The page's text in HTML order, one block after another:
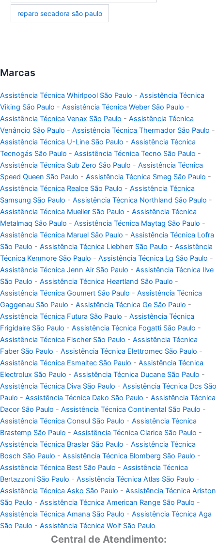
reparo secadora são paulo
Marcas
Assistência Técnica Whirlpool São Paulo - Assistência Técnica
Viking São Paulo - Assistência Técnica Weber São Paulo -
Assistência Técnica Venax São Paulo - Assistência Técnica
Venâncio São Paulo - Assistência Técnica Thermador São Paulo -
Assistência Técnica U-Line São Paulo - Assistência Técnica
Tecnogás São Paulo - Assistência Técnica Tecno São Paulo -
Assistência Técnica Sub Zero São Paulo - Assistência Técnica
Speed Queen São Paulo - Assistência Técnica Smeg São Paulo -
Assistência Técnica Realce São Paulo - Assistência Técnica
Samsung São Paulo - Assistência Técnica Northland São Paulo -
Assistência Técnica Mueller São Paulo - Assistência Técnica
Metalmaq São Paulo - Assistência Técnica Maytag São Paulo -
Assistência Técnica Maruel São Paulo - Assistência Técnica Lofra
São Paulo - Assistência Técnica Liebherr São Paulo - Assistência
Técnica Kenmore São Paulo - Assistência Técnica Lg São Paulo -
Assistência Técnica Jenn Air São Paulo - Assistência Técnica Ilve
São Paulo - Assistência Técnica Heartland São Paulo -
Assistência Técnica Goumert São Paulo - Assistência Técnica
Gaggenau São Paulo - Assistência Técnica Ge São Paulo -
Assistência Técnica Futura São Paulo - Assistência Técnica
Frigidaire São Paulo - Assistência Técnica Fogatti São Paulo -
Assistência Técnica Fischer São Paulo - Assistência Técnica
Faber São Paulo - Assistência Técnica Elettromec São Paulo -
Assistência Técnica Esmaltec São Paulo - Assistência Técnica
Electrolux São Paulo - Assistência Técnica Ducane São Paulo -
Assistência Técnica Diva São Paulo - Assistência Técnica Dcs São
Paulo - Assistência Técnica Dako São Paulo - Assistência Técnica
Dacor São Paulo - Assistência Técnica Continental São Paulo -
Assistência Técnica Consul São Paulo - Assistência Técnica
Brastemp São Paulo - Assistência Técnica Clarice São Paulo -
Assistência Técnica Braslar São Paulo - Assistência Técnica
Bosch São Paulo - Assistência Técnica Blomberg São Paulo -
Assistência Técnica Best São Paulo - Assistência Técnica
Bertazzoni São Paulo - Assistência Técnica Atlas São Paulo -
Assistência Técnica Asko São Paulo - Assistência Técnica Ariston
São Paulo - Assistência Técnica American Range São Paulo -
Assistência Técnica Amana São Paulo - Assistência Técnica Aga
São Paulo - Assistência Técnica Wolf São Paulo
Central de Atendimento: